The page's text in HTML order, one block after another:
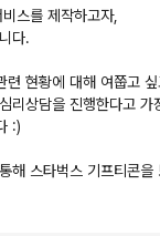
스를 제작하고자,
다.
련 현황에 대해 여쭙고 싶
리상담을 진행한다고 가
:)
해 스타벅스 기프티콘을